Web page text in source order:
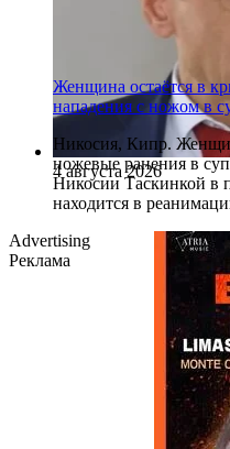
4 августа 2026
Женщина остаётся в
нападения с ножом в
Никосия, Кипр.
ножевые ранения в
Никосии Таскинкой в
находится в
Advertising
Реклама